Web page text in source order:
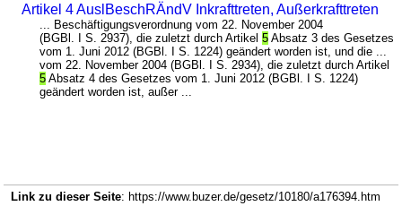
Artikel 4 AuslBeschRÄndV Inkrafttreten, Außerkrafttreten
... Beschäftigungsverordnung vom 22. November 2004
(BGBl. I S. 2937), die zuletzt durch Artikel5 Absatz 3 des Gesetzes
vom 1. Juni 2012 (BGBl. I S. 1224) geändert worden ist, und die ...
vom 22. November 2004 (BGBl. I S. 2934), die zuletzt durch Artikel
5 Absatz 4 des Gesetzes vom 1. Juni 2012 (BGBl. I S. 1224)
geändert worden ist, außer ...
Link zu dieser Seite: https://www.buzer.de/gesetz/10180/a176394.htm